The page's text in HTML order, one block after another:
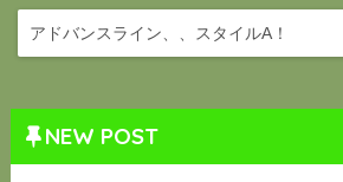
アドバンスライン、、スタイルA！
NEW POST